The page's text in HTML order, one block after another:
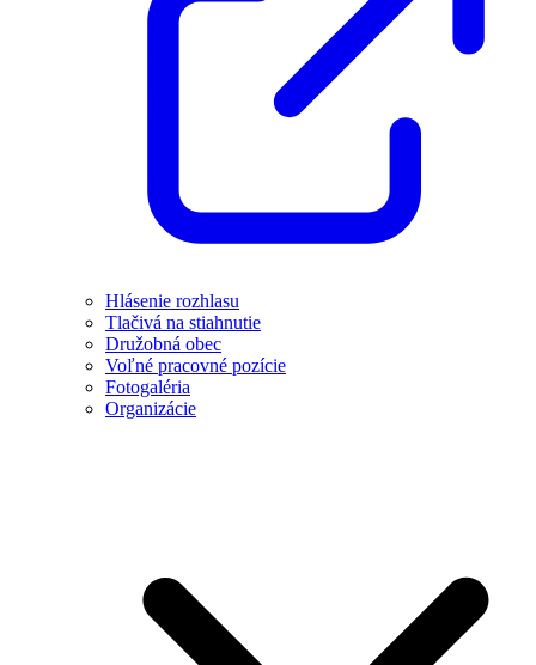
Hlásenie rozhlasu
Tlačivá na stiahnutie
Družobná obec
Voľné pracovné pozície
Fotogaléria
Organizácie